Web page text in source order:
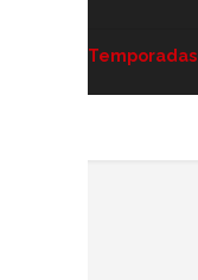
Temporadas